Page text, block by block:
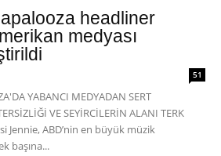
headliner
medyası
51
YABANCI MEDYADAN SERT
VE SEYİRCİLERİN ALANI TERK
Jennie, ABD’nin en büyük müzik
başına...